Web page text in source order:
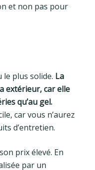
et non pas pour
le plus solide. La
extérieur, car elle
qu’au gel.
car vous n’aurez
d’entretien.
prix élevé. En
par un